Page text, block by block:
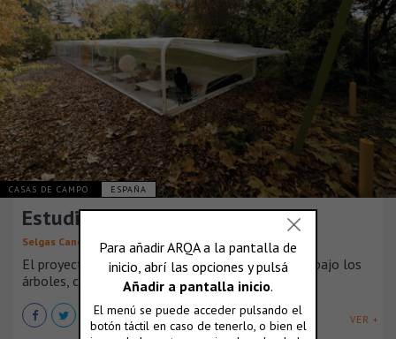
CASAS DE CAMPO ESPAÑA
Estudio de Arquitectura
Selgas Cano
El proyecto pretende crear un espacio de trabajo bajo los
árboles, con una cubierta transparente, [...]
VER +